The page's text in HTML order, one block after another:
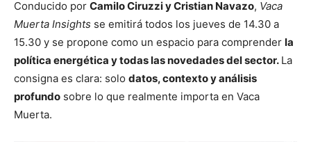
Conducido por Camilo Ciruzzi y Cristian Navazo, Vaca
Muerta Insights se emitirá todos los jueves de 14.30 a
15.30 y se propone como un espacio para comprender la
política energética y todas las novedades del sector. La
consigna es clara: solo datos, contexto y análisis
profundo sobre lo que realmente importa en Vaca
Muerta.